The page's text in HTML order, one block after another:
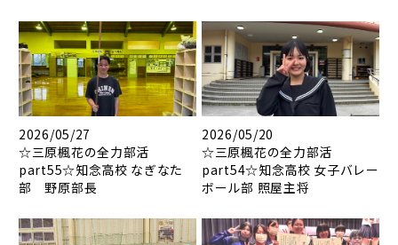
2026/05/27
☆三原楓花の全力部活
part55☆知念高校 なぎなた
部 野原部長
2026/05/20
☆三原楓花の全力部活
part54☆知念高校 女子バレー
ボール部 照屋主将